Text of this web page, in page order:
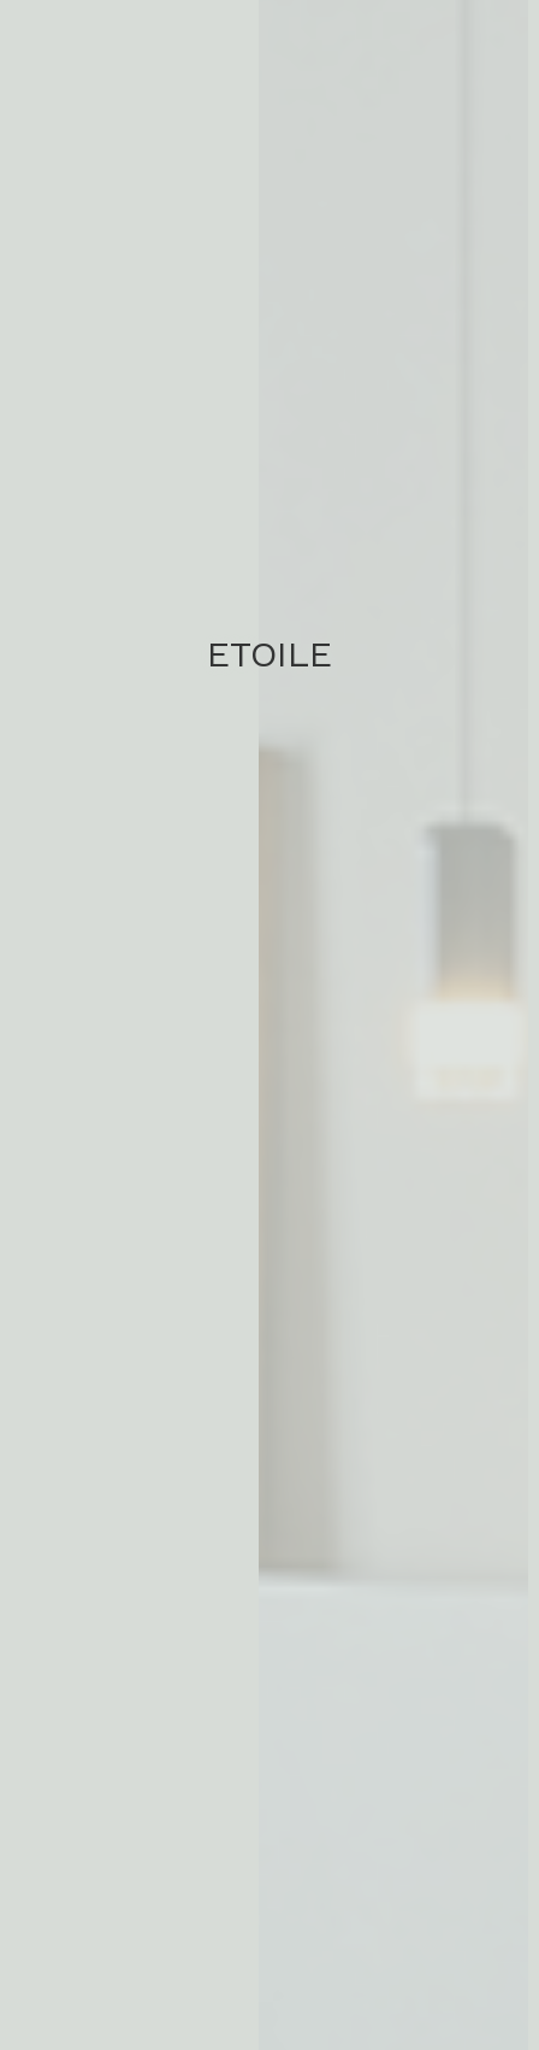
ETOILE